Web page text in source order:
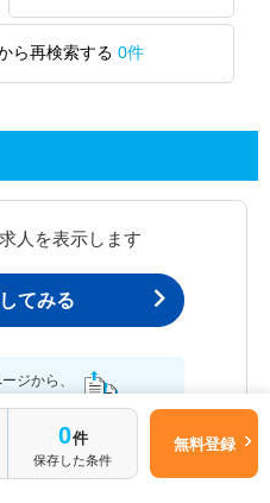
ら再検索する 0件
人を表示します
てみる
ジから、
す。
0件
保存した条件
無料登録